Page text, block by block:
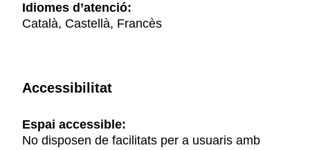
Idiomes d’atenció:
Català, Castellà, Francès
Accessibilitat
Espai accessible:
No disposen de facilitats per a usuaris amb